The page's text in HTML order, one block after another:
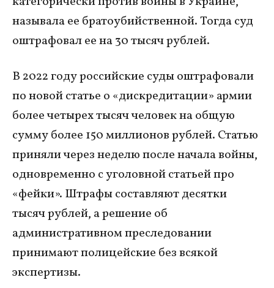
называла ее братоубийственной. Тогда суд
оштрафовал ее на 30 тысяч рублей.
В 2022 году российские суды оштрафовали
по новой статье о «дискредитации» армии
более четырех тысяч человек на общую
сумму более 150 миллионов рублей. Статью
приняли через неделю после начала войны,
одновременно с уголовной статьей про
«фейки». Штрафы составляют десятки
тысяч рублей, а решение об
административном преследовании
принимают полицейские без всякой
экспертизы.